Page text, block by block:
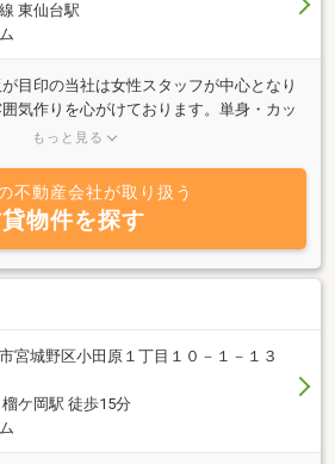
東仙台駅
目印の当社は女性スタッフが中心となり
気作りを心がけております。単身・カッ
様の「満足」が私たちの活力となり、こ
城野区・岩切・利府方面の物件多彩。土
気軽にお立ち寄り下さい。
もっと見る
不動産会社が取り扱う
物件を探す
宮城野区小田原１丁目１０－１－１３
榴ケ岡駅 徒歩15分